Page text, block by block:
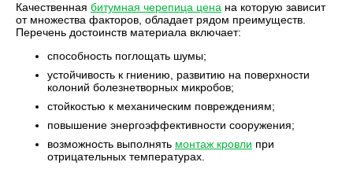
Качественная битумная черепица цена на которую зависит
от множества факторов, обладает рядом преимуществ.
Перечень достоинств материала включает:
способность поглощать шумы;
устойчивость к гниению, развитию на поверхности
колоний болезнетворных микробов;
стойкостью к механическим повреждениям;
повышение энергоэффективности сооружения;
возможность выполнять монтаж кровли при
отрицательных температурах.